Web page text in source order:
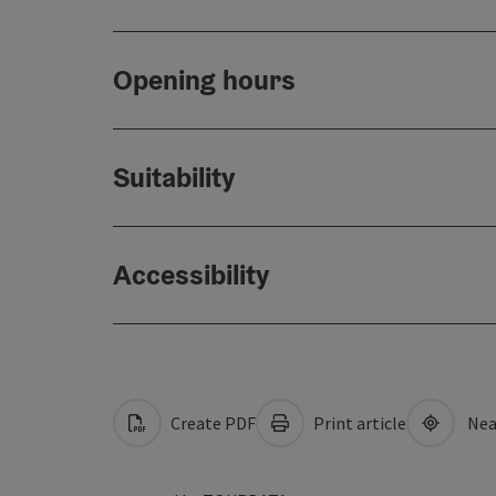
Opening hours
Suitability
Accessibility
Create PDF Print article